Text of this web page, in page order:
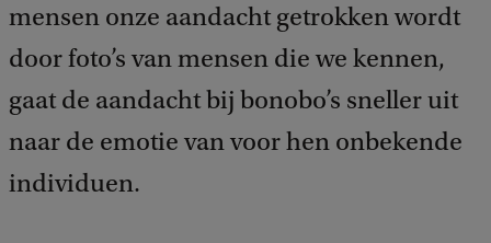
mensen onze aandacht getrokken wordt
door foto’s van mensen die we kennen,
gaat de aandacht bij bonobo’s sneller uit
naar de emotie van voor hen onbekende
individuen.